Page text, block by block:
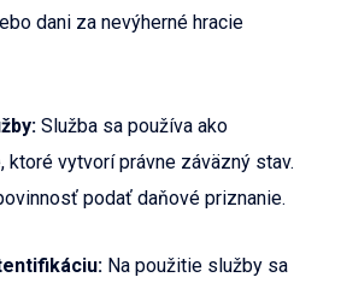
dani za nevýherné hracie
Služba sa používa ako
ktoré vytvorí právne záväzný stav.
podať daňové priznanie.
Na použitie služby sa